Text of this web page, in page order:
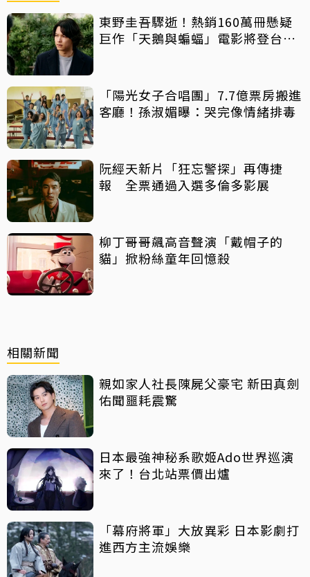
東野圭吾驟逝！熱銷160萬冊懸疑
巨作「天鵝與蝙蝠」電影將登台上
「陽光女子合唱團」7.7億票房搬進
客廳！孫淑媚曝：哭完像情緒排毒
阮經天新片「狂忘警探」再傳捷
報 全票通過入選多倫多影展
柳丁哥哥飆高音聲演「戴帽子的
貓」掀粉絲童年回憶殺
相關新聞
親如家人社長陳屍父豪宅 新田真劍
佑聞噩耗震驚
日本最強神秘系歌姬Ado世界巡演
來了！台北站票價出爐
「幕府將軍」大放異彩 日本影劇打
進西方主流娛樂